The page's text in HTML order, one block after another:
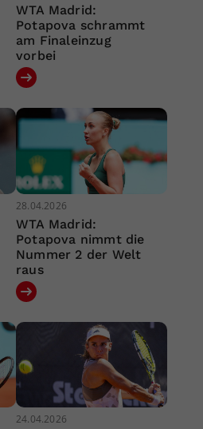
WTA Madrid:
Potapova schrammt
am Finaleinzug
vorbei
28.04.2026
WTA Madrid:
Potapova nimmt die
Nummer 2 der Welt
raus
24.04.2026